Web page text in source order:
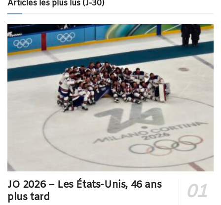
Articles les plus lus (J-30)
JO 2026 – Les États-Unis, 46 ans
plus tard